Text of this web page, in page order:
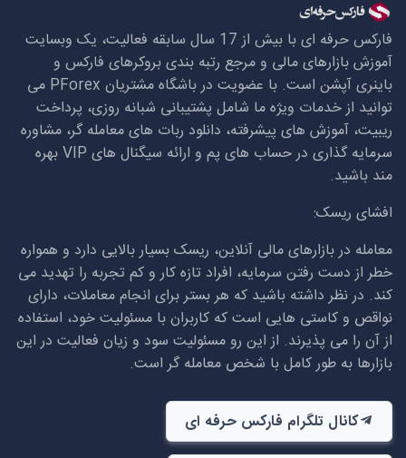
فارکس حرفه ای با بیش از 17 سال سابقه فعالیت، یک وبسایت
آموزش بازارهای مالی و مرجع رتبه بندی بروکرهای فارکس و
باینری آپشن است. با عضویت در باشگاه مشتریان PForex می
توانید از خدمات ویژه ما شامل پشتیبانی شبانه روزی، پرداخت
ریبیت، آموزش های پیشرفته، دانلود ربات های معامله گر، مشاوره
سرمایه گذاری در حساب های پم و ارائه سیگنال های VIPبهره
مند باشید.
افشای ریسک:
معامله در بازارهای مالی آنلاین، ریسک بسیار بالایی دارد و همواره
خطر از دست رفتن سرمایه، افراد تازه کار و کم تجربه را تهدید می
کند. در نظر داشته باشید که هر بستر برای انجام معاملات، دارای
نواقص و کاستی هایی است که کاربران با مسئولیت خود، استفاده
از آن را می پذیرند. از این رو مسئولیت سود و زیان فعالیت در این
بازارها به طور کامل با شخص معامله گر است.
کانال تلگرام فارکس حرفه ای